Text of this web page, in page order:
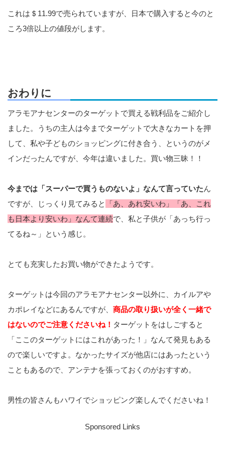
これは＄11.99で売られていますが、日本で購入すると今のと
ころ3倍以上の値段がします。
おわりに
アラモアナセンターのターゲットで買える戦利品をご紹介し
ました。うちの主人は今までターゲットで大きなカートを押
して、私や子どものショッピングに付き合う、というのがメ
インだったんですが、今年は違いました。買い物三昧！！
今までは「スーパーで買うものないよ」なんて言っていたん
ですが、じっくり見てみると
「あ、あれ安いわ」「あ、これ
も日本より安いわ」なんて連続で、私と子供が「あっち行っ
てるね～」という感じ。
とても充実したお買い物ができたようです。
ターゲットは今回のアラモアナセンター以外に、カイルアや
カポレイなどにあるんですが、 商品の取り扱いが全く一緒で
はないのでご注意くださいね！ ターゲットをはしごすると
「ここのターゲットにはこれがあった！」なんて発見もある
ので楽しいですよ。なかったサイズが他店にはあったという
こともあるので、アンテナを張っておくのがおすすめ。
男性の皆さんもハワイでショッピング楽しんでくださいね！
Sponsored Links